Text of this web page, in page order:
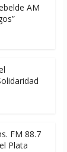
AM
FM 88.7
Plata